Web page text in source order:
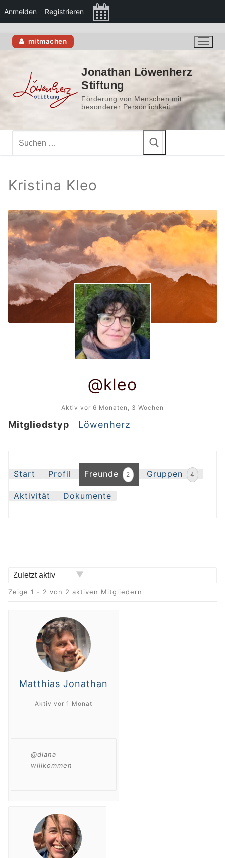
Anmelden Registrieren
Zum
Inhalt
mitmachen
Jonathan Löwenherz
Stiftung
Förderung von Menschen mit
besonderer Persönlichkeit
nach:
Kristina Kleo
@kleo
Aktiv vor 6 Monaten, 3 Wochen
Mitgliedstyp Löwenherz
Start Profil Freunde 2 Gruppen 4
Aktivität Dokumente
Zeige 1 - 2 von 2 aktiven Mitgliedern
Matthias Jonathan
Aktiv vor 1 Monat
@diana
willkommen